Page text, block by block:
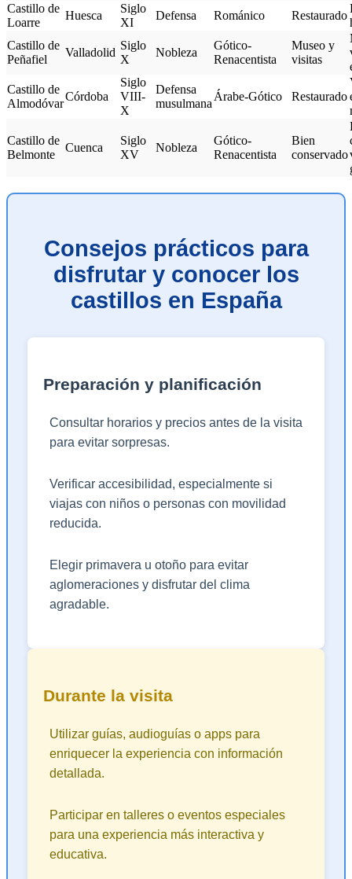
Castillo de
Loarre
Huesca
Siglo
XI
Defensa Románico Restaurado
Castillo de
Peñafiel
Valladolid
Siglo
X
Nobleza
Gótico-
Renacentista
Museo y
visitas
Castillo de
Almodóvar
Córdoba
Siglo
VIII-
X
Defensa
musulmana
Árabe-Gótico Restaurado
Castillo de
Belmonte
Cuenca
Siglo
XV
Nobleza
Gótico-
Renacentista
Bien
conservado
Consejos prácticos para
disfrutar y conocer los
castillos en España
Preparación y planificación
Consultar horarios y precios antes de la visita
para evitar sorpresas.
Verificar accesibilidad, especialmente si
viajas con niños o personas con movilidad
reducida.
Elegir primavera u otoño para evitar
aglomeraciones y disfrutar del clima
agradable.
Durante la visita
Utilizar guías, audioguías o apps para
enriquecer la experiencia con información
detallada.
Participar en talleres o eventos especiales
para una experiencia más interactiva y
educativa.